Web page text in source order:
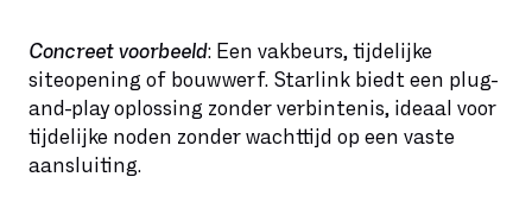
Concreet voorbeeld: Een vakbeurs, tijdelijke
siteopening of bouwwerf. Starlink biedt een plug-
and-play oplossing zonder verbintenis, ideaal voor
tijdelijke noden zonder wachttijd op een vaste
aansluiting.